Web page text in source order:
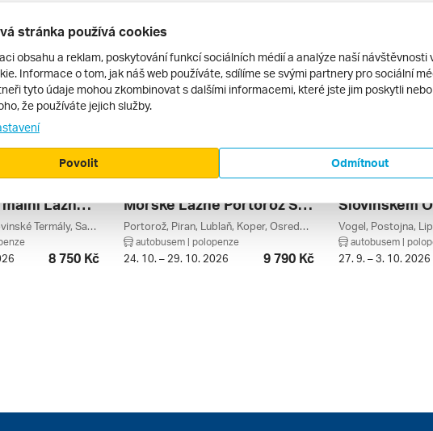
11 669 Kč
autobusem | polopenze
Slovinské Termální Lázně Rimske Terme
Rimske Toplice, Slovinské Termály, Savinjsko, Slovinsko
8 750 Kč
Mořské Lázně Portorož S Výlety ***
Portorož, Piran, Lublaň, Koper, Osrednja Slovenija, Obalno-kraška, Jadranské Pobřeží, Slovinsko
autobusem | polopenze
24. 10. – 29. 10. 2026 9 790 Kč
autobusem |
27. 9. – 3. 10. 2026
stránka používá cookies
obsahu a reklam, poskytování funkcí sociálních médií a analýze naší návštěvnosti
Informace o tom, jak náš web používáte, sdílíme se svými partnery pro sociální
tyto údaje mohou zkombinovat s dalšími informacemi, které jste jim poskytli
že používáte jejich služby.
Odmítnout
Povolit